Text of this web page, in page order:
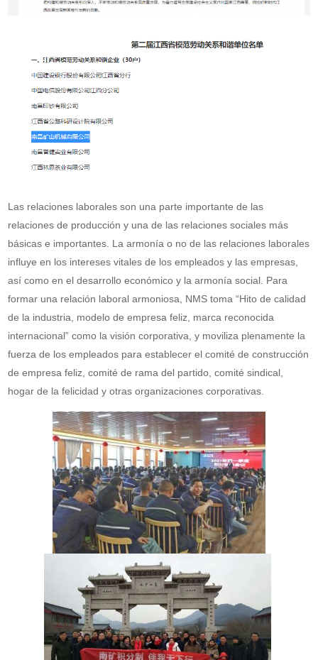
Las relaciones laborales son una parte importante de las
relaciones de producción y una de las relaciones sociales más
básicas e importantes. La armonía o no de las relaciones laborales
influye en los intereses vitales de los empleados y las empresas,
así como en el desarrollo económico y la armonía social. Para
formar una relación laboral armoniosa, NMS toma “Hito de calidad
de la industria, modelo de empresa feliz, marca reconocida
internacional” como la visión corporativa, y moviliza plenamente la
fuerza de los empleados para establecer el comité de construcción
de empresa feliz, comité de rama del partido, comité sindical,
hogar de la felicidad y otras organizaciones corporativas.